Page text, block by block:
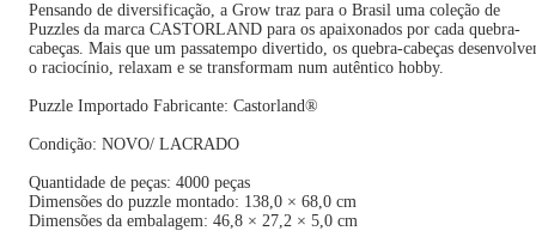
Pensando de diversificação, a Grow traz para o Brasil uma coleção de
Puzzles da marca CASTORLAND para os apaixonados por cada quebra-
cabeças. Mais que um passatempo divertido, os quebra-cabeças
o raciocínio, relaxam e se transformam num autêntico hobby.
Puzzle Importado Fabricante: Castorland®
Condição: NOVO/ LACRADO
Quantidade de peças: 4000 peças
Dimensões do puzzle montado: 138,0 × 68,0 cm
Dimensões da embalagem: 46,8 × 27,2 × 5,0 cm